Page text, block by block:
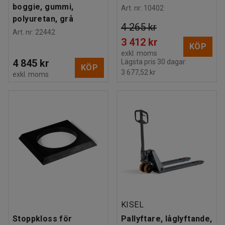
boggie, gummi,
polyuretan, grå
Art. nr: 22442
4 845 kr
exkl. moms
KÖP
Art. nr: 10402
3 412 kr
4 265 kr
exkl. moms
KÖP
Lägsta pris 30 dagar:
3 677,52 kr
Stoppkloss för
KISEL
Pallyftare, låglyftande,